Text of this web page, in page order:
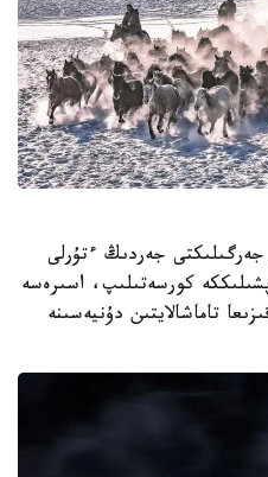
جەردىڭ ءتۇرلى
كورسەتىلىپ، اسىرەسە
تاماشالايتىن دۇنيەسىنە